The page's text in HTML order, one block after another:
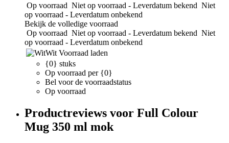
Op voorraad Niet op voorraad - Leverdatum bekend Niet
op voorraad - Leverdatum onbekend
Bekijk de volledige voorraad
Op voorraad Niet op voorraad - Leverdatum bekend Niet
op voorraad - Leverdatum onbekend
Wit Voorraad laden
{0} stuks
Op voorraad per {0}
Bel voor de voorraadstatus
Op voorraad
Productreviews voor Full Colour
Mug 350 ml mok